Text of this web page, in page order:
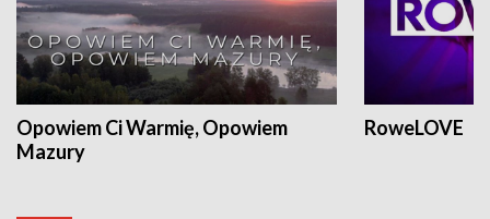
Opowiem Ci Warmię, Opowiem
Mazury
RoweLOVE